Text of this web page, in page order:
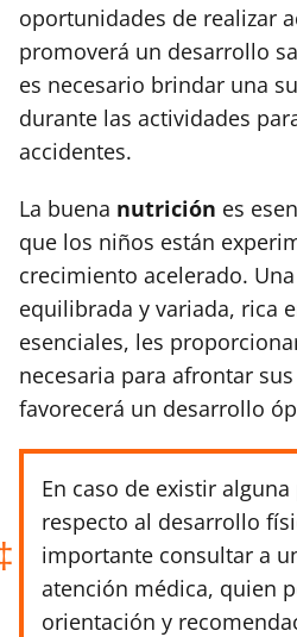
oportunidades de realizar
promoverá un desarrollo
es necesario brindar una
durante las actividades
accidentes.
La buena nutrición es
que los niños están
crecimiento acelerado.
equilibrada y variada, rica
esenciales, les
necesaria para afrontar
favorecerá un desarrollo
En caso de existir
respecto al desarrollo
importante consultar a
atención médica, quien
orientación y